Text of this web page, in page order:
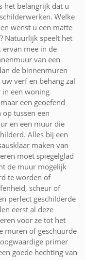
het belangrijk dat u
Welke
wenst u een matte
Natuurlijk speelt het
mee in de
van een
de binnenmuren
verf en behang zal
in een woning
een geoefend
tussen een
en een muur die
Alles bij een
maken van
moet spiegelglad
de muur mogelijk
te worden of
scheur of
perfect geschilderde
eerst al deze
voor ze tot het
muren of geschuurde
primer
goede hechting van